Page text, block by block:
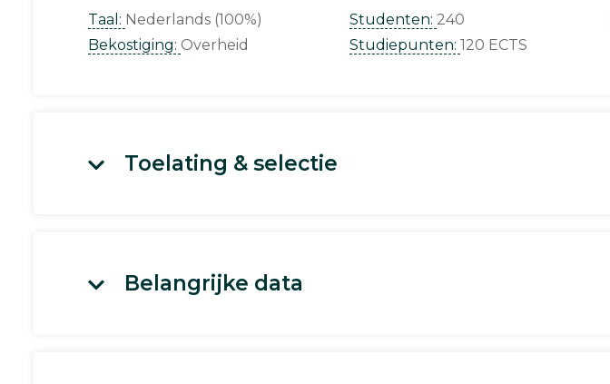
Taal: Nederlands (100%)
Bekostiging: Overheid
Studenten: 240
Studiepunten: 120 ECTS
Toelating & selectie
Belangrijke data